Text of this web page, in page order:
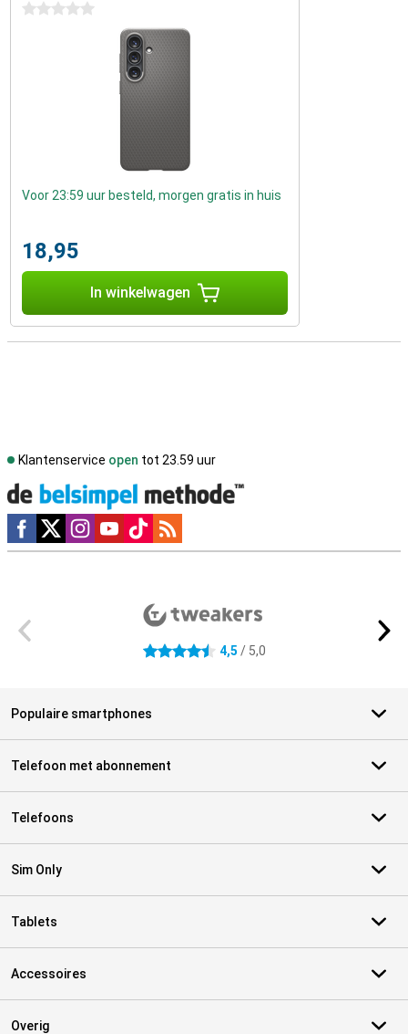
0 sterren
Voor 23:59 uur besteld, morgen gratis in huis
18,95
In winkelwagen
Klantenservice open tot 23.59 uur
Social media
4.5 sterren 4,5 / 5,0
Populaire smartphones
Telefoon met abonnement
Telefoons
Sim Only
Tablets
Accessoires
Overig